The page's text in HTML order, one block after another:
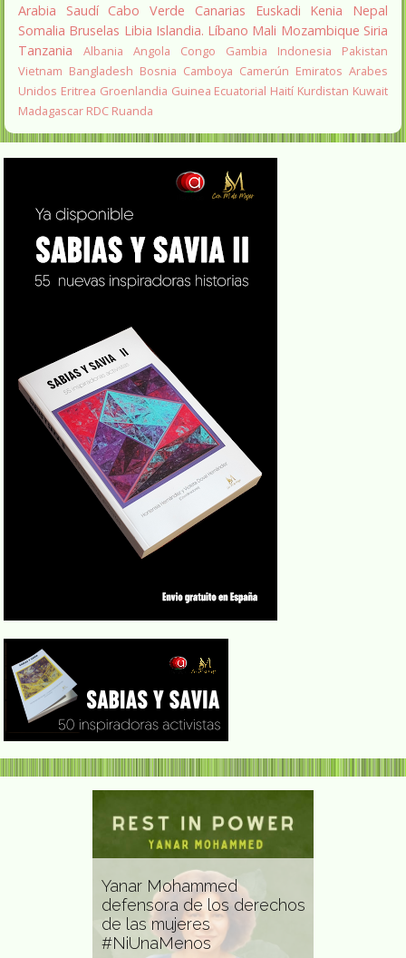
Arabia Saudí Cabo Verde Canarias Euskadi Kenia
Nepal
Somalia Bruselas Libia Islandia. Líbano Mali Mozambique Siria
Tanzania
Albania Angola Congo Gambia Indonesia
Pakistan
Vietnam Bangladesh Bosnia Camboya Camerún Emiratos Arabes
Unidos Eritrea Groenlandia Guinea Ecuatorial Haití Kurdistan Kuwait
Madagascar RDC Ruanda
Yanar Mohammed
defensora de los derechos
de las mujeres
#NiUnaMenos